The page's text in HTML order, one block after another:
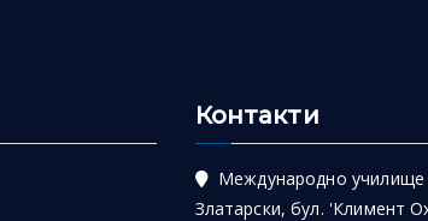
Контакти
Международно училище
Златарски, бул. 'Климент